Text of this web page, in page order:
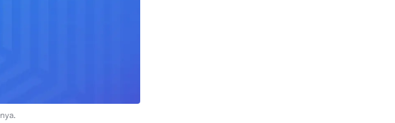
.